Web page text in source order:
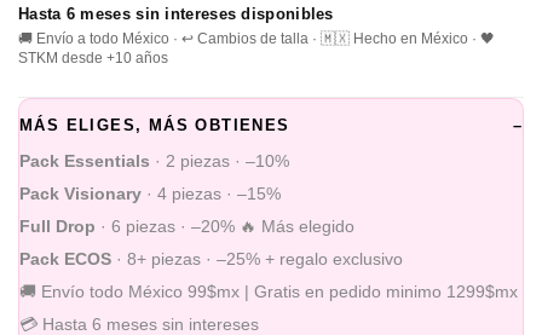
Hasta 6 meses sin intereses disponibles
🚚 Envío a todo México · ↩️ Cambios de talla · 🇲🇽 Hecho en México · 🖤
STKM desde +10 años
MÁS ELIGES, MÁS OBTIENES –
Pack Essentials · 2 piezas · –10%
Pack Visionary · 4 piezas · –15%
Full Drop · 6 piezas · –20% 🔥 Más elegido
Pack ECOS · 8+ piezas · –25% + regalo exclusivo
🚚 Envío todo México 99$mx | Gratis en pedido minimo 1299$mx
💳 Hasta 6 meses sin intereses